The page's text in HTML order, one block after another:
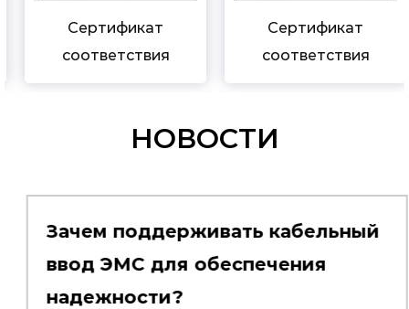
Сертификат
соответствия
Сертификат
соответствия
НОВОСТИ
Зачем поддерживать кабельный
ввод ЭМС для обеспечения
надежности?